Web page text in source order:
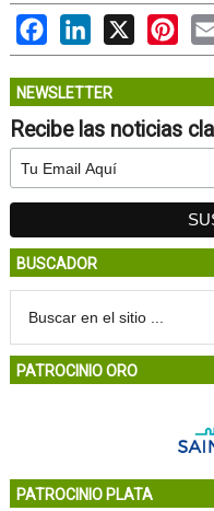
FacebookLinkedIn
X
NEWSLETTER
Recibe las noticias
BUSCADOR
PATROCINIO ORO
PATROCINIO PLATA